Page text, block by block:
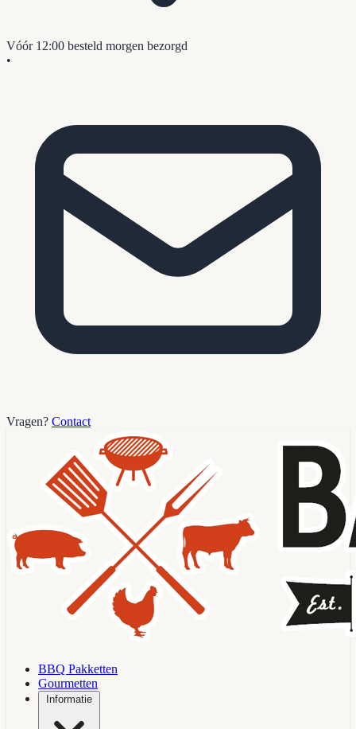
Vóór 12:00 besteld morgen bezorgd
•
Vragen? Contact
BBQ Pakketten
Gourmetten
Informatie